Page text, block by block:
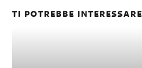
TI POTREBBE INTERESSARE